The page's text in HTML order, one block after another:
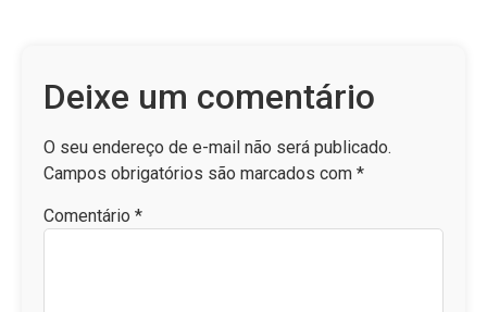
Deixe um comentário
O seu endereço de e-mail não será publicado.
Campos obrigatórios são marcados com *
Comentário *